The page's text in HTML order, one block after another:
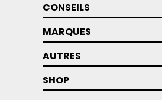
CONSEILS
MARQUES
AUTRES
SHOP